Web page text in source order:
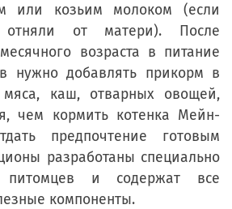
или козьим молоком (если
от матери). После
возраста в питание
нужно добавлять прикорм в
мяса, каш, отварных овощей,
чем кормить котенка Мейн-
предпочтение готовым
разработаны специально
и содержат все
компоненты.